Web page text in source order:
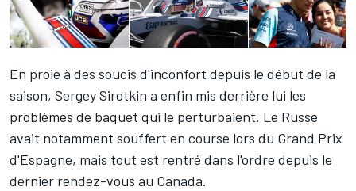
En proie à des soucis d'inconfort depuis le début de la
saison, Sergey Sirotkin a enfin mis derrière lui les
problèmes de baquet qui le perturbaient. Le Russe
avait notamment souffert en course lors du Grand Prix
d'Espagne, mais tout est rentré dans l'ordre depuis le
dernier rendez-vous au Canada.